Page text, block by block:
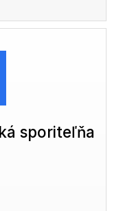
sporiteľňa